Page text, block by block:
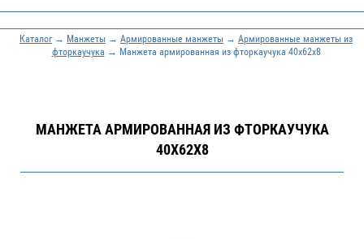
Каталог→ Манжеты → Армированные манжеты → Армированные манжеты из
фторкаучука → Манжета армированная из фторкаучука 40х62х8
МАНЖЕТА АРМИРОВАННАЯ ИЗ ФТОРКАУЧУКА
40Х62Х8